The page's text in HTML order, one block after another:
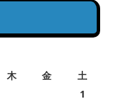
木 金
土
1